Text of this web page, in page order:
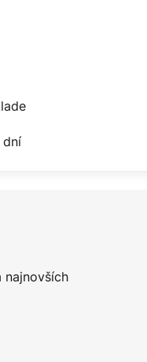
dní
najnovších